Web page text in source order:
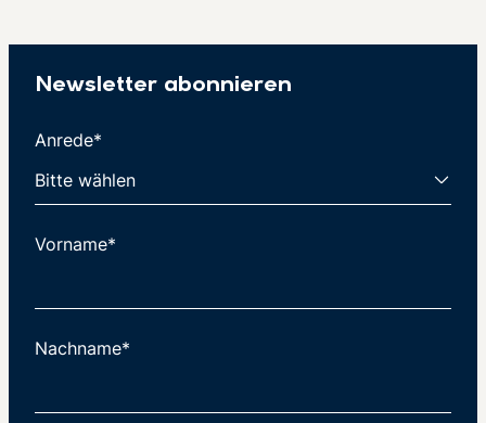
Newsletter abonnieren
Anrede*
Vorname*
Nachname*